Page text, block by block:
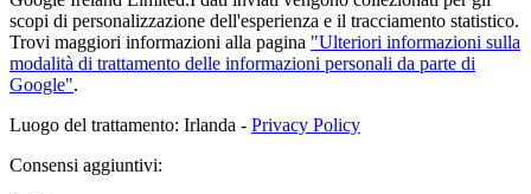
scopi di personalizzazione dell'esperienza e il tracciamento statistico.
Trovi maggiori informazioni alla pagina "Ulteriori informazioni sulla
modalità di trattamento delle informazioni personali da parte di
Google".
Luogo del trattamento: Irlanda - Privacy Policy
Consensi aggiuntivi: